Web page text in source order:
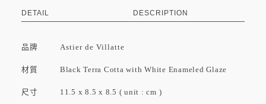
DETAIL DESCRIPTION
品牌 Astier de Villatte
材質 Black Terra Cotta with White Enameled Glaze
尺寸 11.5 x 8.5 x 8.5 ( unit : cm )